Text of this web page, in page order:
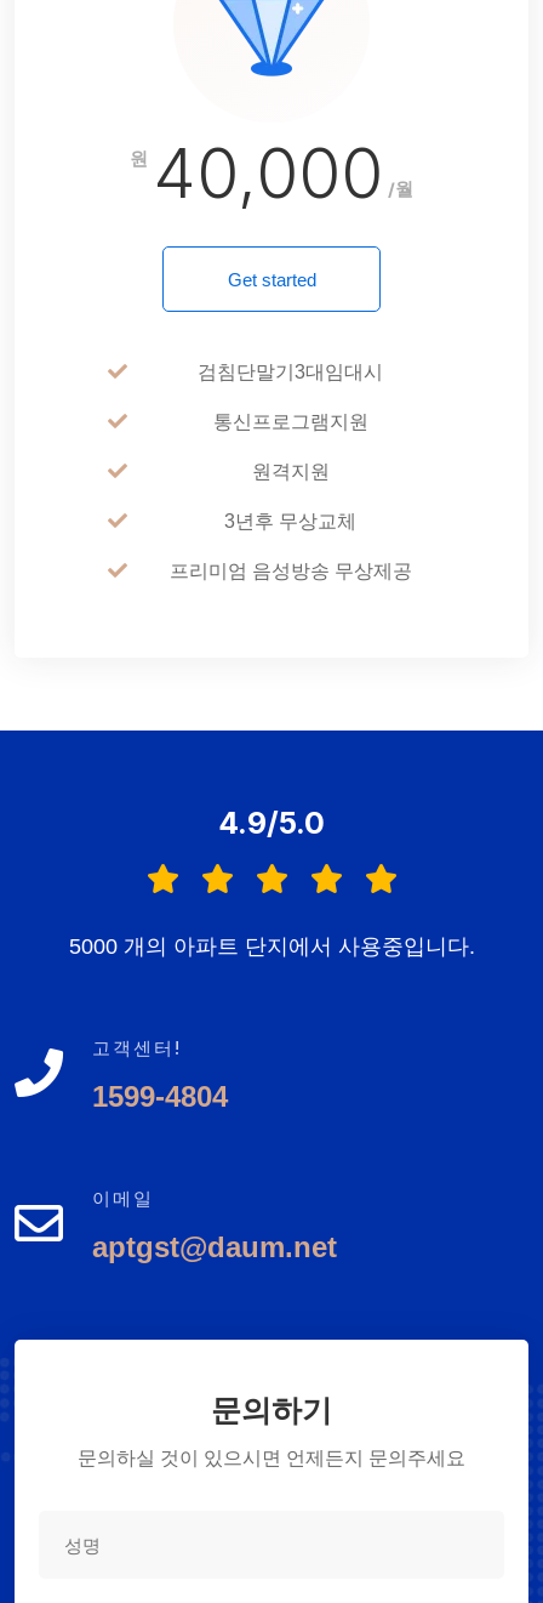
원 40,000 /월
Get started
검침단말기3대임대시
통신프로그램지원
원격지원
3년후 무상교체
프리미엄 음성방송 무상제공
4.9/5.0
5000 개의 아파트 단지에서 사용중입니다.
고객센터!
1599-4804
이메일
aptgst@daum.net
문의하기
문의하실 것이 있으시면 언제든지 문의주세요